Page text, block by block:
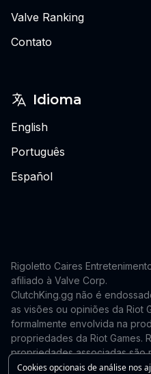
Cookies opcionais de análise nos
Valve Ranking
Contato
Idioma
English
Português
Español
Rigoletto Caires
afiliado à Valve Corp.
ClutchKing.gg não é
as visões ou opiniões da Riot
formalmente envolvida na
propriedades da Riot Games.
propriedades associadas são
Riot Games, Inc. Este site é